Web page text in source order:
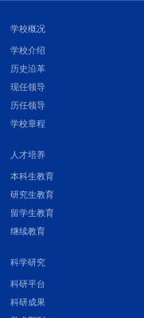
学校概况
学校介绍
历史沿革
现任领导
历任领导
学校章程
人才培养
本科生教育
研究生教育
留学生教育
继续教育
科学研究
科研平台
科研成果